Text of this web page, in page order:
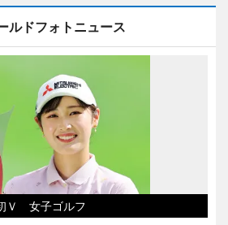
ルドフォトニュース
Ｖ 女子ゴルフ